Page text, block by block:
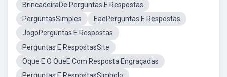
BrincadeiraDe Perguntas E Respostas
PerguntasSimples
EaePerguntas E Respostas
JogoPerguntas E Respostas
Perguntas E RespostasSite
Oque E O QueE Com Resposta Engraçadas